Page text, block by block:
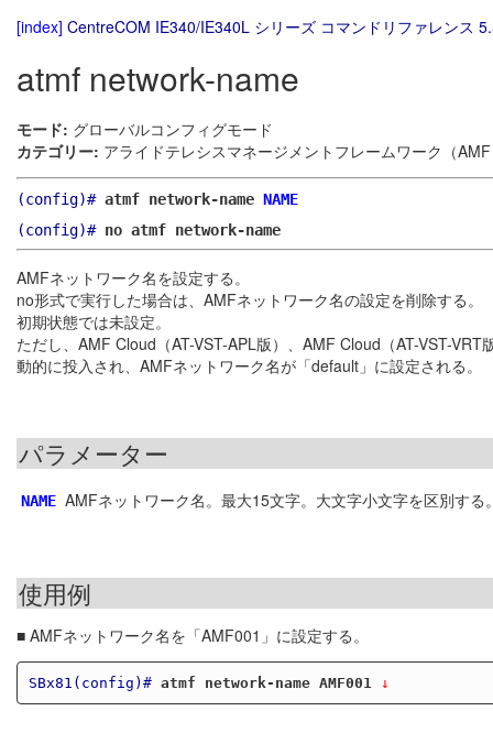
[index] CentreCOM IE340/IE340L シリーズ コマンドリファレンス
atmf network-name
モード: グローバルコンフィグモード
カテゴリー: アライドテレシスマネージメントフレームワーク（
(config)# atmf network-name NAME
(config)# no atmf network-name
AMFネットワーク名を設定する。
no形式で実行した場合は、AMFネットワーク名の設定を削除する。
初期状態では未設定。
ただし、AMF Cloud（AT-VST-APL版）、AMF Cloud（AT-VST-
動的に投入され、AMFネットワーク名が「default」に設定される。
パラメーター
NAME AMFネットワーク名。最大15文字。大文字小文字を区別す
使用例
■ AMFネットワーク名を「AMF001」に設定する。
SBx81(config)# atmf network-name AMF001 ↓